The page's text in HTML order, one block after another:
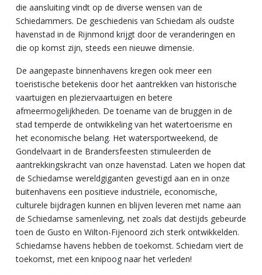
die aansluiting vindt op de diverse wensen van de
Schiedammers. De geschiedenis van Schiedam als oudste
havenstad in de Rijnmond krijgt door de veranderingen en
die op komst zijn, steeds een nieuwe dimensie.
De aangepaste binnenhavens kregen ook meer een
toeristische betekenis door het aantrekken van historische
vaartuigen en pleziervaartuigen en betere
afmeermogelijkheden. De toename van de bruggen in de
stad temperde de ontwikkeling van het watertoerisme en
het economische belang. Het watersportweekend, de
Gondelvaart in de Brandersfeesten stimuleerden de
aantrekkingskracht van onze havenstad. Laten we hopen dat
de Schiedamse wereldgiganten gevestigd aan en in onze
buitenhavens een positieve industriële, economische,
culturele bijdragen kunnen en blijven leveren met name aan
de Schiedamse samenleving, net zoals dat destijds gebeurde
toen de Gusto en Wilton-Fijenoord zich sterk ontwikkelden.
Schiedamse havens hebben de toekomst. Schiedam viert de
toekomst, met een knipoog naar het verleden!